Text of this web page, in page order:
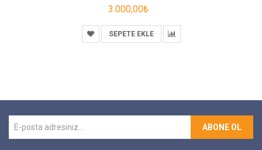
3.000,00₺
SEPETE EKLE
ABONE OL